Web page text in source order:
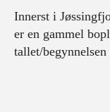
Innerst i
er en gammel
tallet/